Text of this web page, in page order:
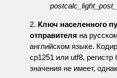
2. Ключ населенного
отправителя на
английском языке.
cp1251 или utf8, регистр
значения не имеет,